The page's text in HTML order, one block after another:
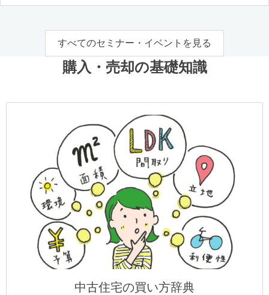
すべてのセミナー・イベントを見る
購入・売却の基礎知識
中古住宅の買い方辞典